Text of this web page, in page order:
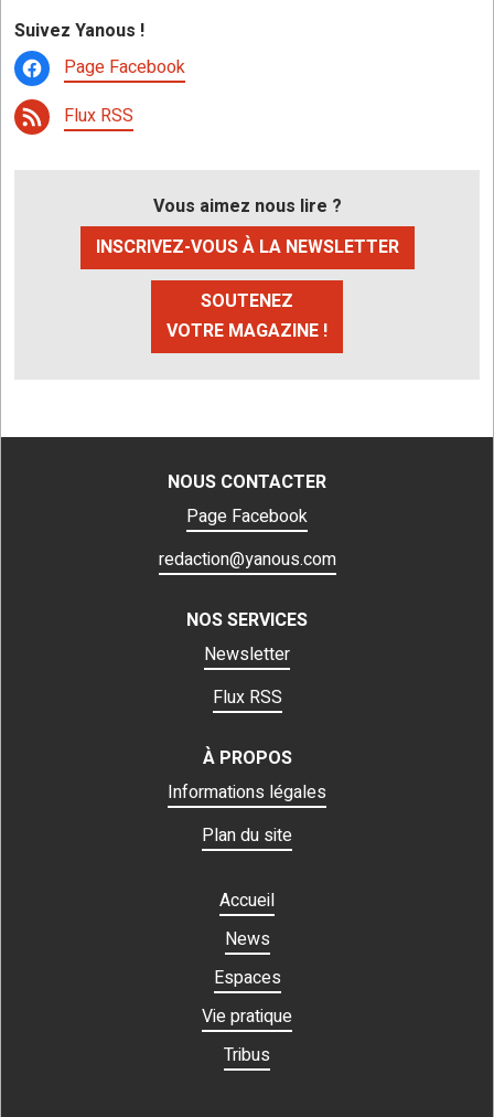
Suivez Yanous !
Page Facebook
Flux RSS
Vous aimez nous lire ?
INSCRIVEZ-VOUS À LA NEWSLETTER
SOUTENEZ
VOTRE MAGAZINE !
NOUS CONTACTER
Page Facebook
redaction@yanous.com
NOS SERVICES
Newsletter
Flux RSS
À PROPOS
Informations légales
Plan du site
Accueil
News
Espaces
Vie pratique
Tribus